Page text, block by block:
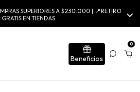
SUPERIORES A $230.000 | 📍RETIRO
GRATIS EN TIENDAS
Beneficios
0